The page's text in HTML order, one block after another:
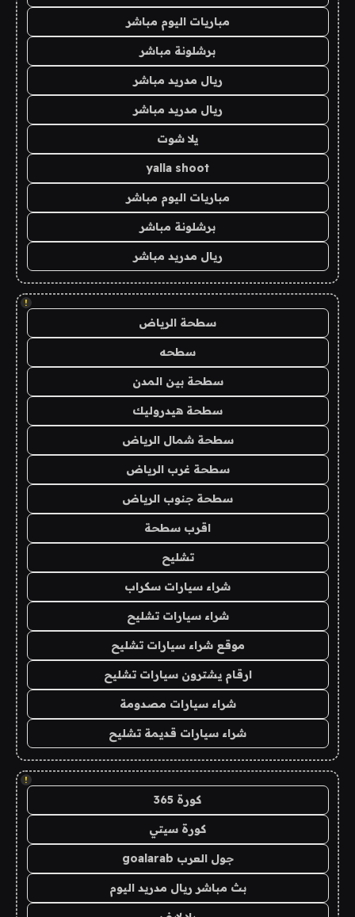
مباريات اليوم مباشر
برشلونة مباشر
ريال مدريد مباشر
ريال مدريد مباشر
يلا شوت
yalla shoot
مباريات اليوم مباشر
برشلونة مباشر
ريال مدريد مباشر
!
سطحة الرياض
سطحه
سطحة بين المدن
سطحة هيدروليك
سطحة شمال الرياض
سطحة غرب الرياض
سطحة جنوب الرياض
اقرب سطحة
تشليح
شراء سيارات سكراب
شراء سيارات تشليح
موقع شراء سيارات تشليح
ارقام يشترون سيارات تشليح
شراء سيارات مصدومة
شراء سيارات قديمة تشليح
!
كورة 365
كورة سيتي
جول العرب goalarab
بث مباشر ريال مدريد اليوم